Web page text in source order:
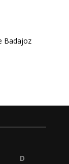
Badajoz
D